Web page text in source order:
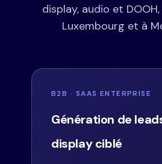
display, audio et
Luxembourg et à
B2B · SAAS ENTERPRISE
Génération de
display ciblé